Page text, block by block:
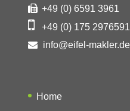
+49 (0) 6591 3961
+49 (0) 175 2976591
info@eifel-makler.de
Home